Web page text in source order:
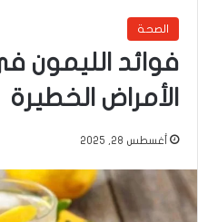
الصحة
فوائد الليمون
الأمراض الخطيرة
أغسطس 28, 2025